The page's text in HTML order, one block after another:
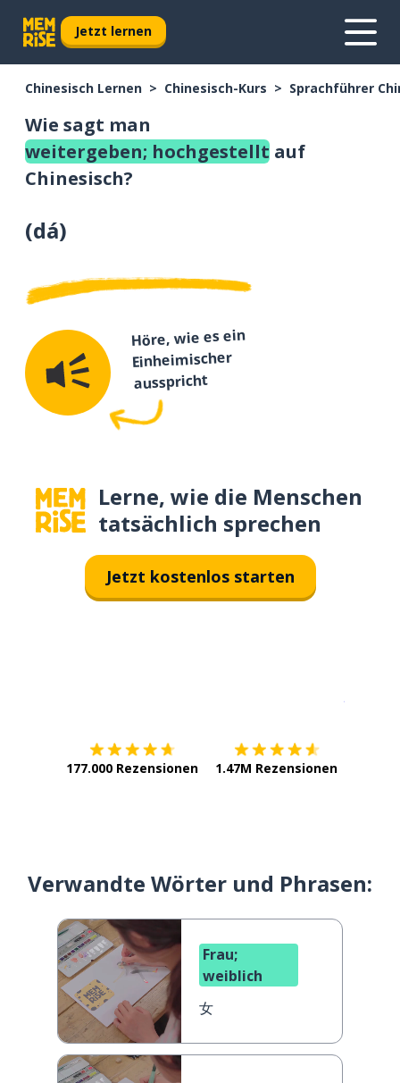
Jetzt lernen
Chinesisch Lernen Chinesisch-Kurs Sprachführer
Wie sagt man
weitergeben; hochgestellt auf
Chinesisch?
(dá)
Höre, wie es ein
Einheimischer
ausspricht
Lerne, wie die Menschen
tatsächlich sprechen
Jetzt kostenlos starten
177.000 Rezensionen 1.47M Rezensionen
Verwandte Wörter und Phrasen:
Frau;
weiblich
女